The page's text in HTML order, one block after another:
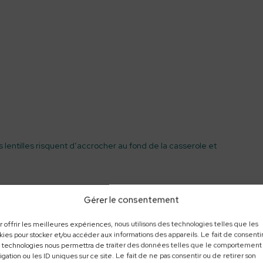
Gérer le consentement
offrir les meilleures expériences, nous utilisons des technologies telles que les
pour stocker et/ou accéder aux informations des appareils. Le fait de
technologies nous permettra de traiter des données telles que le
ou les ID uniques sur ce site. Le fait de ne pas consentir ou de retirer son
lentilles risquent d’accrocher au fond de la casserole et
être cuites, mais goûtez tout de même les carottes car
y une briquette de crème de coco ainsi que du curry et